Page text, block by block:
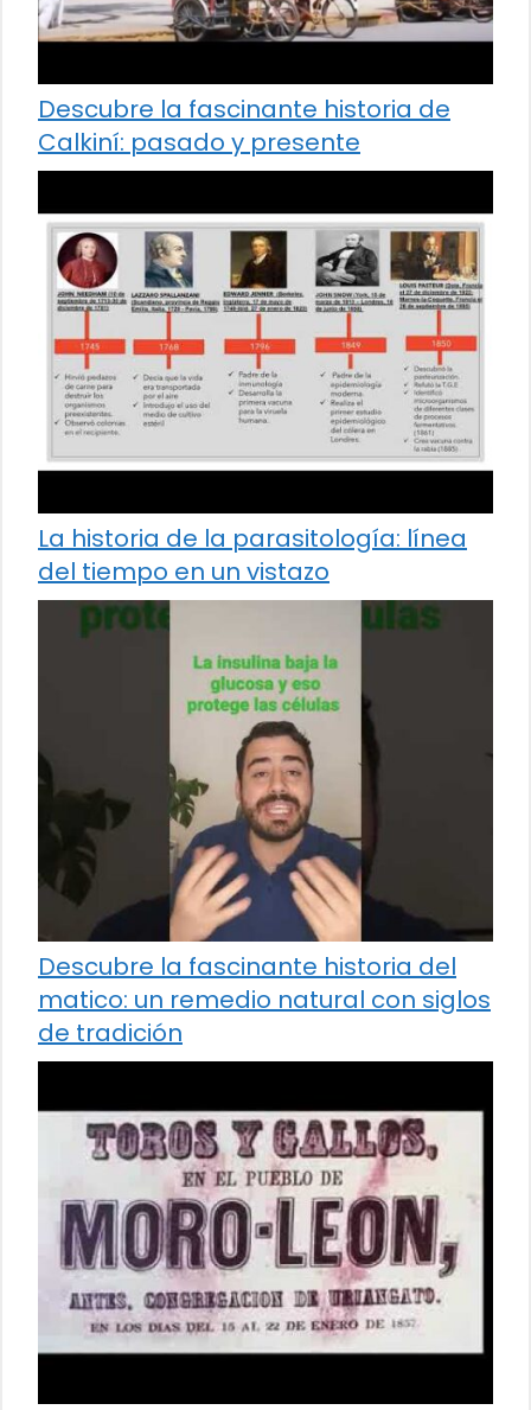
Descubre la fascinante historia de
Calkiní: pasado y presente
La historia de la parasitología: línea
del tiempo en un vistazo
Descubre la fascinante historia del
matico: un remedio natural con siglos
de tradición